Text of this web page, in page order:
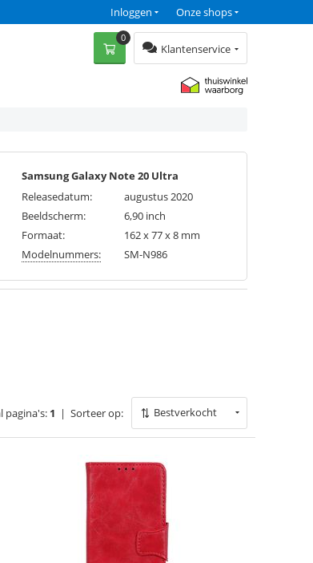
Onze shops
Inloggen
Klantenservice
0
Samsung Galaxy Note 20 Ultra
Releasedatum:
augustus 2020
Beeldscherm:
6,90 inch
Formaat:
162 x 77 x 8 mm
Modelnummers:
SM-N986
Sorteer op: Bestverkocht
pagina's: 1 |